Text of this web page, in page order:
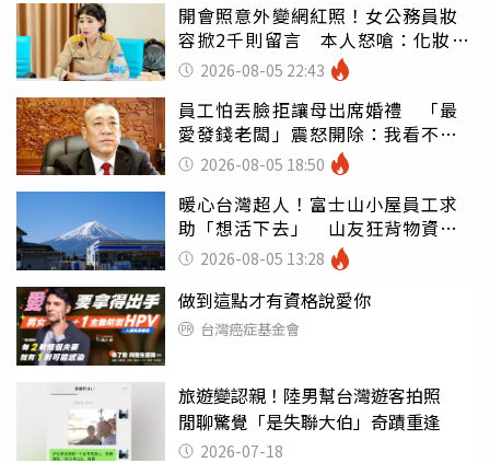
開會照意外變網紅照！女公務員妝
容掀2千則留言 本人怒嗆：化妝有
錯嗎2026-08-05 22:43
員工怕丟臉拒讓母出席婚禮 「最
愛發錢老闆」震怒開除：我看不起
你 2026-08-05 18:50
暖心台灣超人！富士山小屋員工求
助「想活下去」 山友狂背物資上
山：台灣真的是寶島
2026-08-05 13:28
做到這點才有資格說愛你
台灣癌症基金會
旅遊變認親！陸男幫台灣遊客拍照
閒聊驚覺「是失聯大伯」奇蹟重逢
2026-07-18